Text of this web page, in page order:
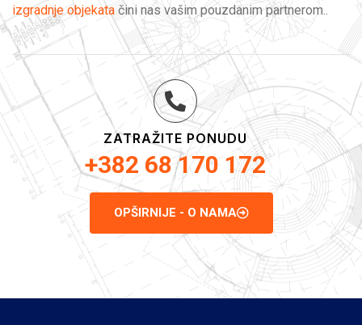
izgradnje objekata čini nas vašim pouzdanim partnerom..
ZATRAŽITE PONUDU
+382 68 170 172
OPŠIRNIJE - O NAMA